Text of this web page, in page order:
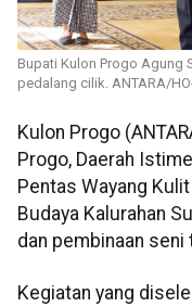
Bupati Kulon Progo Agung
pedalang cilik. ANTARA/
Kulon Progo
Progo, Daerah
Pentas Wayang
Budaya Kalurahan
dan pembinaan
Kegiatan yang